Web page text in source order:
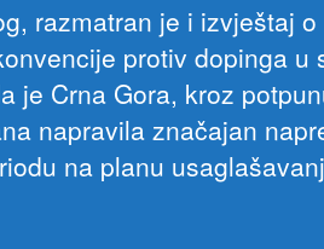
razmatran je i izvještaj
protiv dopinga u
je Crna Gora, kroz
napravila značajan
na planu